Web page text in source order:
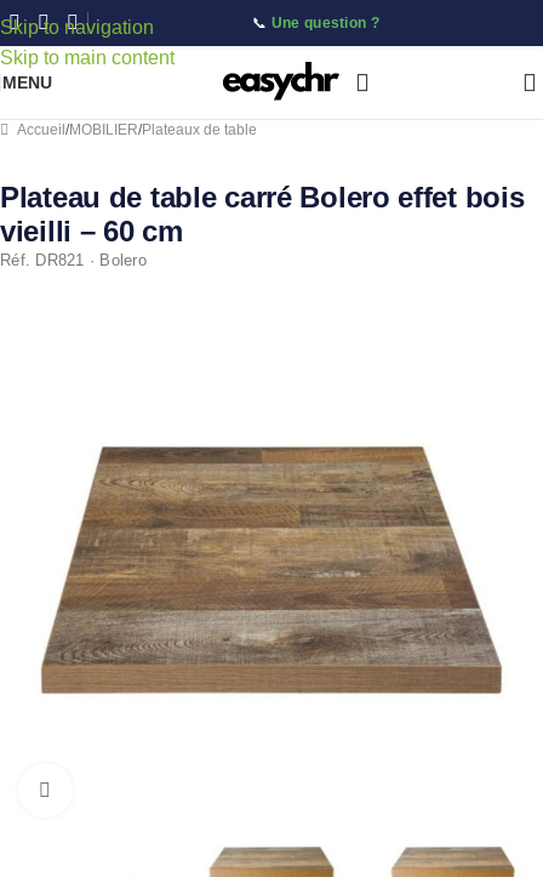
Skip to navigation
Skip to main content
📞 Une question ?
MENU
Accueil /MOBILIER/Plateaux de table
Plateau de table carré Bolero effet bois
vieilli – 60 cm
Réf. DR821 · Bolero